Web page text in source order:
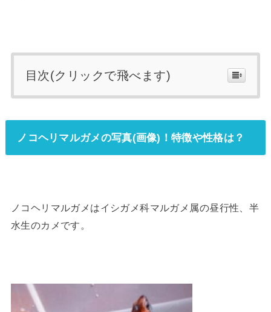
目次(クリックで飛べます)
ノコヘリマルガメの写真(画像)！特徴や性格は？
ノコヘリマルガメはイシガメ科マルガメ属の昼行性、半
水生のカメです。